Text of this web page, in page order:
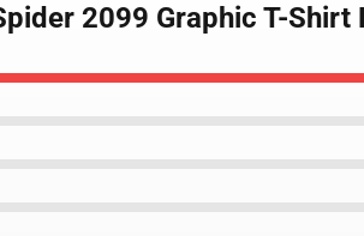
2099 Graphic T-Shirt